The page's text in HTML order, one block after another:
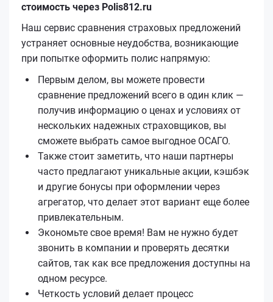
стоимость через Polis812.ru
Наш сервис сравнения страховых предложений
устраняет основные неудобства, возникающие
при попытке оформить полис напрямую:
Первым делом, вы можете провести
сравнение предложений всего в один клик —
получив информацию о ценах и условиях от
нескольких надежных страховщиков, вы
сможете выбрать самое выгодное ОСАГО.
Также стоит заметить, что наши партнеры
часто предлагают уникальные акции, кэшбэк
и другие бонусы при оформлении через
агрегатор, что делает этот вариант еще более
привлекательным.
Экономьте свое время! Вам не нужно будет
звонить в компании и проверять десятки
сайтов, так как все предложения доступны на
одном ресурсе.
Четкость условий делает процесс